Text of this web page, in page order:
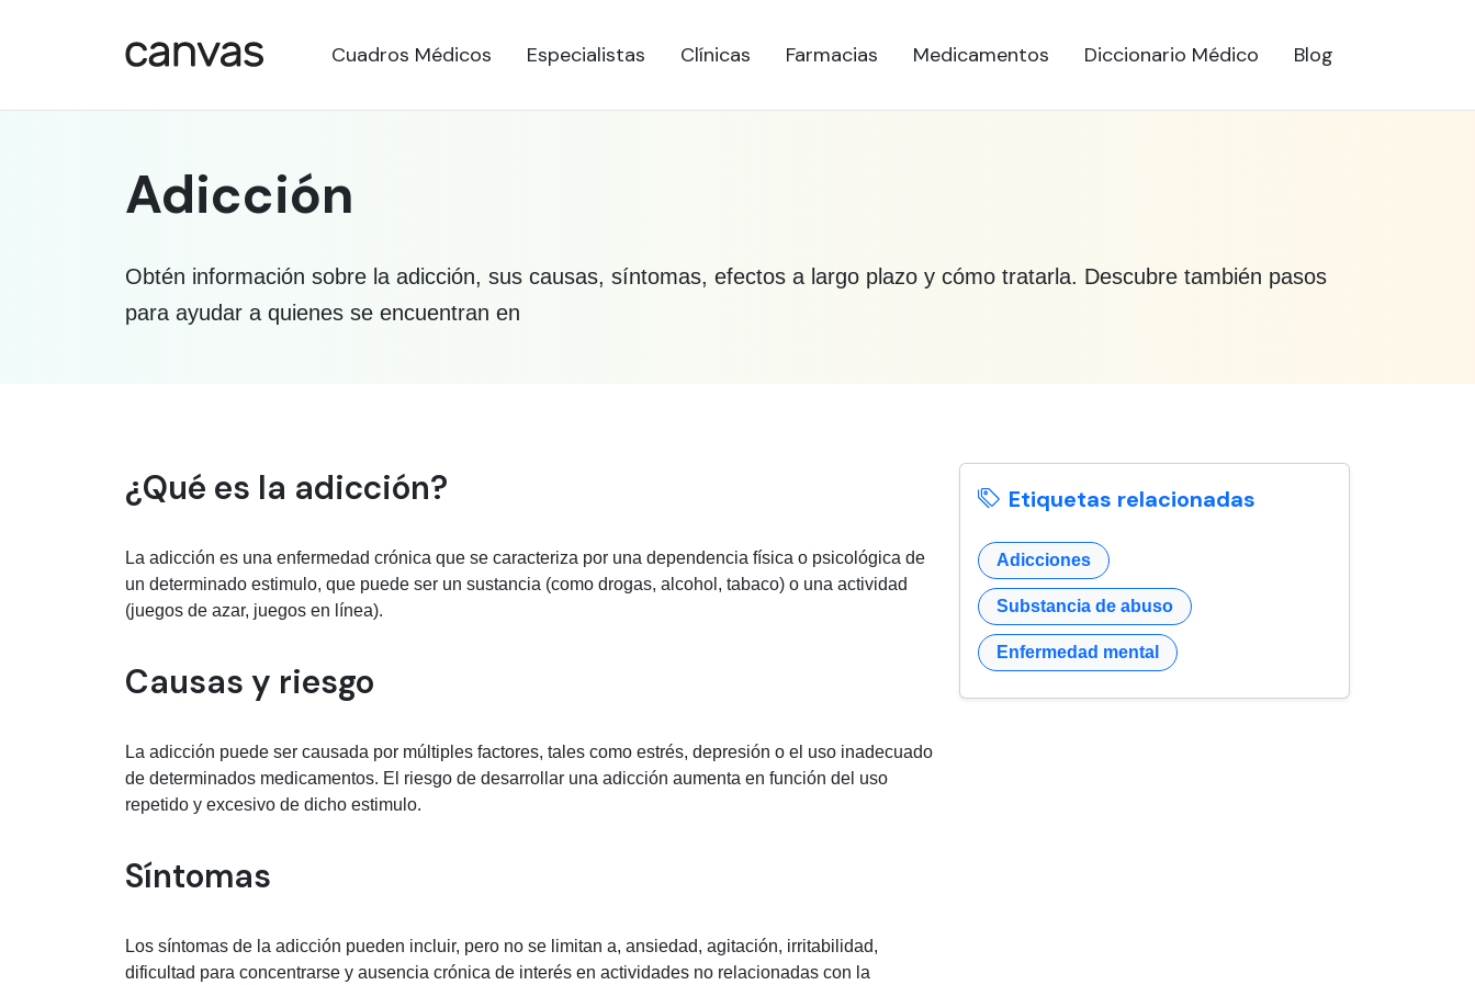
Cuadros Médicos Especialistas Clínicas Farmacias Medicamentos Diccionario Médico Blog
Adicción
Obtén información sobre la adicción, sus causas, síntomas, efectos a largo plazo y cómo tratarla. Descubre también pasos
para ayudar a quienes se encuentran en
Información médica sobre Adicción
¿Qué es la adicción?
La adicción es una enfermedad crónica que se caracteriza por una dependencia física o psicológica de
un determinado estimulo, que puede ser un sustancia (como drogas, alcohol, tabaco) o una actividad
(juegos de azar, juegos en línea).
Causas y riesgo
La adicción puede ser causada por múltiples factores, tales como estrés, depresión o el uso inadecuado
de determinados medicamentos. El riesgo de desarrollar una adicción aumenta en función del uso
repetido y excesivo de dicho estimulo.
Síntomas
Los síntomas de la adicción pueden incluir, pero no se limitan a, ansiedad, agitación, irritabilidad,
dificultad para concentrarse y ausencia crónica de interés en actividades no relacionadas con la
Etiquetas relacionadas
Adicciones
Substancia de abuso
Enfermedad mental